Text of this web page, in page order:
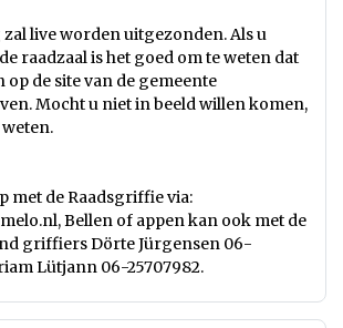
live worden uitgezonden. Als u
raadzaal is het goed om te weten dat
de site van de gemeente
Mocht u niet in beeld willen komen,
met de Raadsgriffie via:
, Bellen of appen kan ook met de
griffiers Dörte Jürgensen 06-
Lütjann 06-25707982.